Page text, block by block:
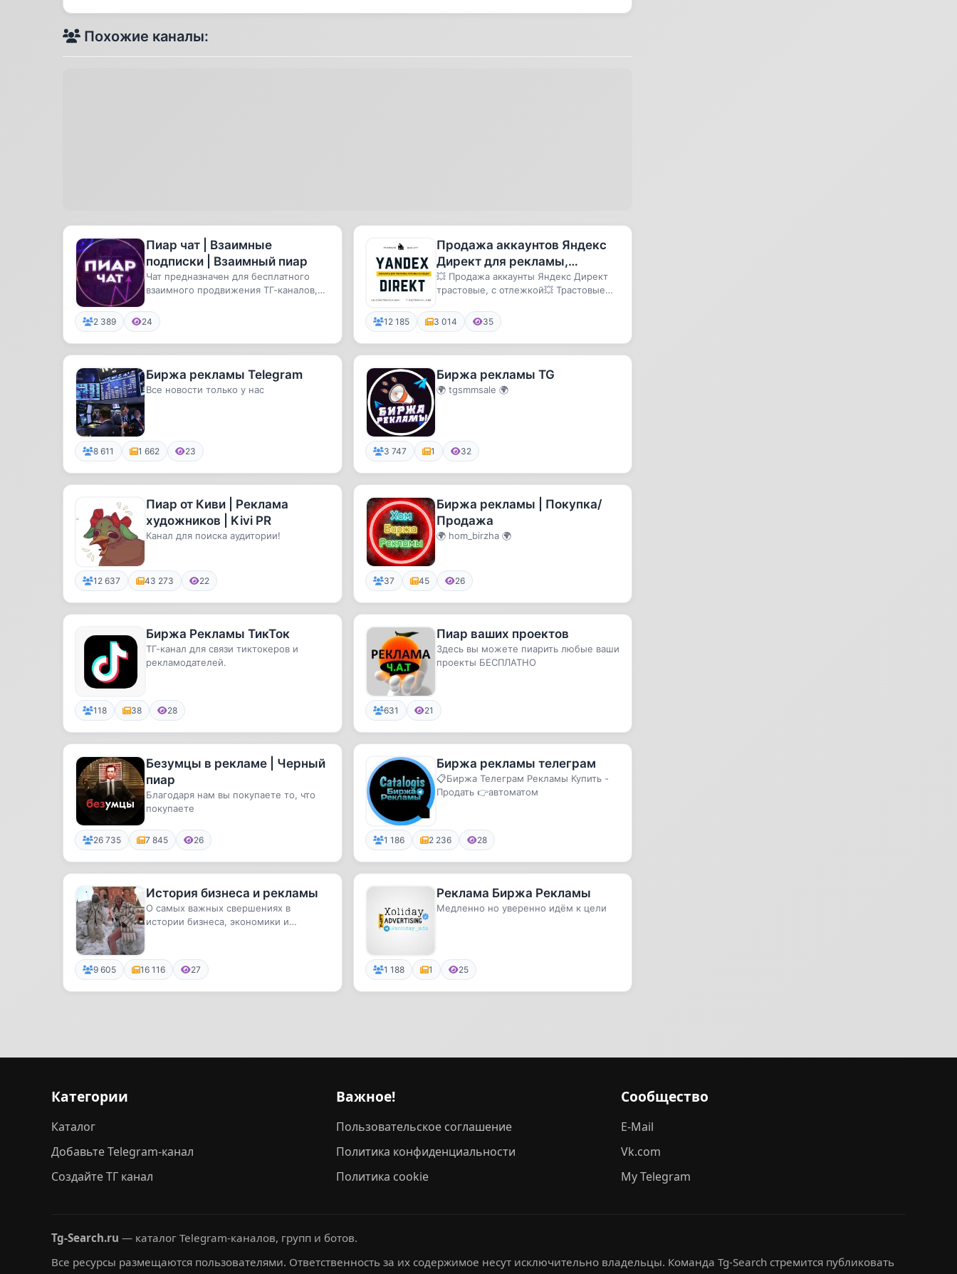
Похожие каналы:
Пиар чат | Взаимные
подписки | Взаимный пиар
Чат предназначен для бесплатного
взаимного продвижения ТГ-каналов,
2 389 24
Продажа аккаунтов Яндекс
Директ для рекламы,
трастовые домены для
рекламы, доступы к админ
панели, п
💥 Продажа аккаунты Яндекс Директ
трастовые, с отлежкой💥 Трастовые
12 185 3 014 35
Биржа рекламы Telegram
Все новости только у нас
8 611 1 662 23
Биржа рекламы TG
🌍 tgsmmsale 🌍
3 747 1 32
Пиар от Киви | Реклама
художников | Kivi PR
Канал для поиска аудитории!
12 637 43 273 22
Биржа рекламы | Покупка/
Продажа
🌍 hom_birzha 🌍
37 45 26
Биржа Рекламы ТикТок
ТГ-канал для связи тиктокеров и
рекламодателей.
118 38 28
Пиар ваших проектов
Здесь вы можете пиарить любые ваши
проекты БЕСПЛАТНО
631 21
Безумцы в рекламе | Черный
пиар
Благодаря нам вы покупаете то, что
покупаете
26 735 7 845 26
Биржа рекламы телеграм
📋Биржа Телеграм Рекламы Купить -
Продать 👉автоматом
1 186 2 236 28
История бизнеса и рекламы
О самых важных свершениях в
истории бизнеса, экономики и
9 605 16 116 27
Реклама Биржа Рекламы
Медленно но уверенно идём к цели
1 188 1 25
Категории
Каталог
Добавьте Telegram-канал
Создайте ТГ канал
Важное!
Пользовательское соглашение
Политика конфиденциальности
Политика cookie
Сообщество
E-Mail
Vk.com
My Telegram
Tg-Search.ru — каталог Telegram-каналов, групп и ботов.
Все ресурсы размещаются пользователями. Ответственность за их содержимое несут исключительно владельцы. Команда Tg-Search стремится публиковать